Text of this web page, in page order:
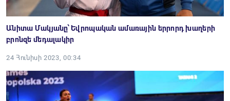
Անիտա Մակյանը՝ Եվրոպական ամառային երրորդ խաղերի
բրոնզե մեդալակիր
24 Հունիսի 2023, 00:34